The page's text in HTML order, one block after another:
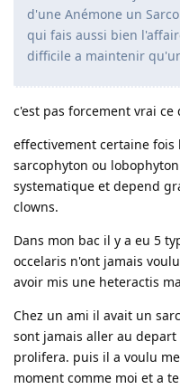
d'une Anémone un
qui fais aussi bien
difficile a maintenir
c'est pas forcement vrai
effectivement certaine
sarcophyton ou
systematique et depend
clowns.
Dans mon bac il y a eu 5
occelaris n'ont jamais
avoir mis une heteractis
Chez un ami il avait un
sont jamais aller au
prolifera. puis il a voulu
moment comme moi et a